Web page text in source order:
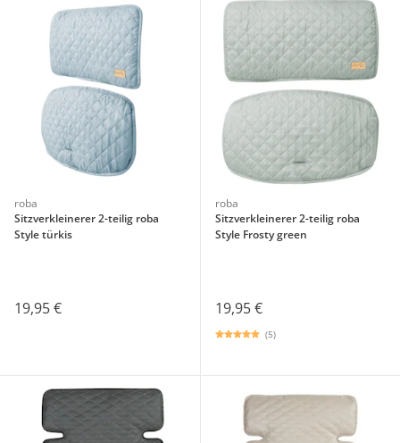
roba
Sitzverkleinerer 2-teilig roba
Style türkis
19,95 €
roba
Sitzverkleinerer 2-teilig roba
Style Frosty green
19,95 €
(5)